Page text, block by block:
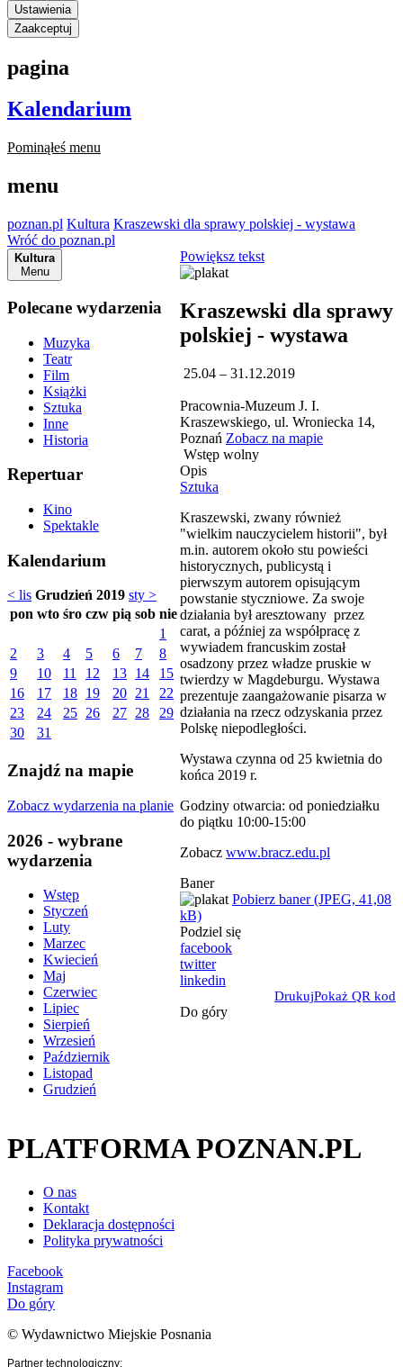
Ustawienia
Zaakceptuj
pagina
Kalendarium
Pominąłeś menu
menu
poznan.pl Kultura Kraszewski dla sprawy polskiej - wystawa
Wróć do poznan.pl
Kultura
Menu
Polecane wydarzenia
Muzyka
Teatr
Film
Książki
Sztuka
Inne
Historia
Repertuar
Kino
Spektakle
Kalendarium
< lis Grudzień 2019 sty >
pon wto śro czw pią sob nie
1
2
3 4 5 6 7
8
9
10 11 12 13 14
15
16
17 18 19 20 21
22
23
24 25 26 27 28
29
30
31
Znajdź na mapie
Zobacz wydarzenia na planie
2026 - wybrane
wydarzenia
Wstęp
Styczeń
Luty
Marzec
Kwiecień
Maj
Czerwiec
Lipiec
Sierpień
Wrzesień
Październik
Listopad
Grudzień
Powiększ tekst
Kraszewski dla sprawy
polskiej - wystawa
25.04 – 31.12.2019
Pracownia-Muzeum J. I.
Kraszewskiego, ul. Wroniecka 14,
Poznań Zobacz na mapie
Wstęp wolny
Opis
Sztuka
Kraszewski, zwany również
"wielkim nauczycielem historii", był
m.in. autorem około stu powieści
historycznych, publicystą i
pierwszym autorem opisującym
powstanie styczniowe. Za swoje
działania był aresztowany przez
carat, a później za współpracę z
wywiadem francuskim został
osadzony przez władze pruskie w
twierdzy w Magdeburgu. Wystawa
prezentuje zaangażowanie pisarza w
działania na rzecz odzyskania przez
Polskę niepodległości.
Wystawa czynna od 25 kwietnia do
końca 2019 r.
Godziny otwarcia: od poniedziałku
do piątku 10:00-15:00
Zobacz www.bracz.edu.pl
Baner
Pobierz baner (JPEG, 41,08
kB)
Podziel się
facebook
twitter
linkedin
DrukujPokaż QR kod
Do góry
PLATFORMA POZNAN.PL
O nas
Kontakt
Deklaracja dostępności
Polityka prywatności
Facebook
Instagram
Do góry
© Wydawnictwo Miejskie Posnania
Partner technologiczny: